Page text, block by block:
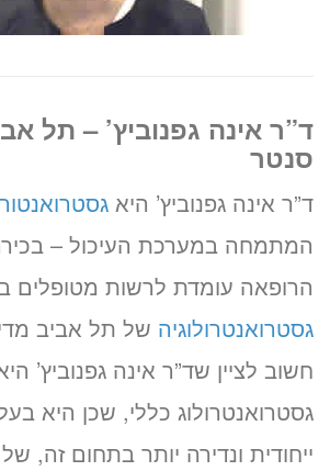
ד”ר אינה גפנוביץ’ – תל
סנטר
ד”ר אינה גפנוביץ’ היא
המתמחה במערכת העיכול –
הרופאה עומדת לרשות
גסטרואנטרולוגיה של תל אביב
חשוב לציין שד”ר אינה גפנוביץ’
גסטרואנטרולוג כללי, שכן היא
ייחודית ונדירה יותר בתחום זה,